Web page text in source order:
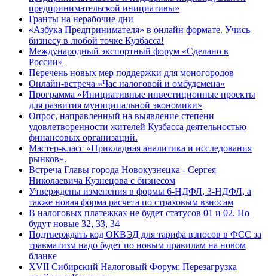
предпринимательской инициативы»
Гранты на нерабочие дни
«Азбука Предпринимателя» в онлайн формате. Учись
бизнесу в любой точке Кузбасса!
Международный экспортный форум «Сделано в
России»
Перечень новых мер поддержки для моногородов
Онлайн-встреча «Час налоговой и омбудсмена»
Программа «Инициативные инвестиционные проекты
для развития муниципальной экономики»
Опрос, направленный на выявление степени
удовлетворенности жителей Кузбасса деятельностью
финансовых организаций.
Мастер-класс «Прикладная аналитика и исследования
рынков».
Встреча Главы города Новокузнецка - Сергея
Николаевича Кузнецова с бизнесом
Утверждены изменения в формы 6-НДФЛ, 3-НДФЛ, а
также новая форма расчета по страховым взносам
В налоговых платежках не будет статусов 01 и 02. Но
будут новые 32, 33, 34
Подтверждать код ОКВЭД для тарифа взносов в ФСС за
травматизм надо будет по новым правилам на новом
бланке
XVII Сибирский Налоговый Форум: Перезагрузка